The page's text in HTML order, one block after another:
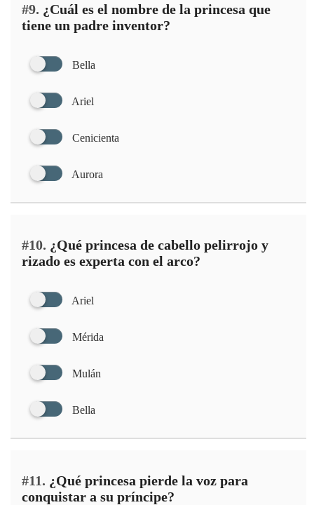
#9. ¿Cuál es el nombre de la princesa que
tiene un padre inventor?
Bella
Ariel
Cenicienta
Aurora
#10. ¿Qué princesa de cabello pelirrojo y
rizado es experta con el arco?
Ariel
Mérida
Mulán
Bella
#11. ¿Qué princesa pierde la voz para
conquistar a su príncipe?